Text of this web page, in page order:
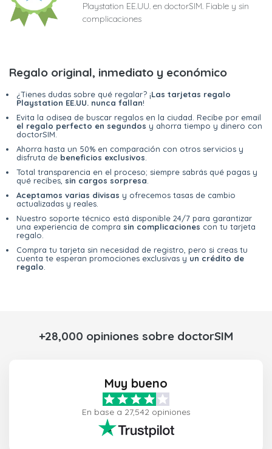
Playstation EE.UU. en doctorSIM. Fiable y sin
complicaciones
Regalo original, inmediato y económico
¿Tienes dudas sobre qué regalar? ¡Las tarjetas regalo
Playstation EE.UU. nunca fallan!
Evita la odisea de buscar regalos en la ciudad. Recibe por email
el regalo perfecto en segundos y ahorra tiempo y dinero con
doctorSIM.
Ahorra hasta un 50% en comparación con otros servicios y
disfruta de beneficios exclusivos
Total transparencia en el proceso; siempre sabrás qué pagas y
qué recibes, sin cargos sorpresa
Aceptamos varias divisas y ofrecemos tasas de cambio
actualizadas y reales.
Nuestro soporte técnico está disponible 24/7 para garantizar
una experiencia de compra sin complicaciones con tu tarjeta
regalo.
Compra tu tarjeta sin necesidad de registro, pero si creas tu
cuenta te esperan promociones exclusivas y un crédito de
regalo
+28,000 opiniones sobre doctorSIM
Muy bueno
En base a 27,542 opiniones